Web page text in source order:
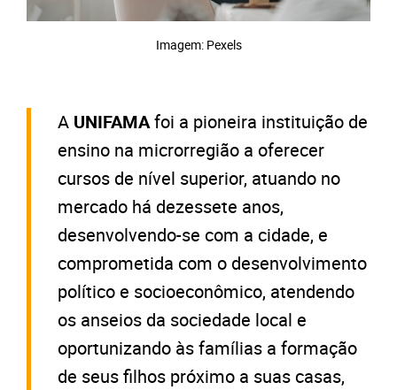
Imagem: Pexels
A UNIFAMAfoi a pioneira instituição de
ensino na microrregião a oferecer
cursos de nível superior, atuando no
mercado há dezessete anos,
desenvolvendo-se com a cidade, e
comprometida com o desenvolvimento
político e socioeconômico, atendendo
os anseios da sociedade local e
oportunizando às famílias a formação
de seus filhos próximo a suas casas,